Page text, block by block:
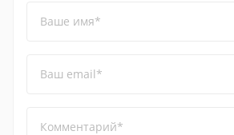
Ваше имя*
Ваш email*
Комментарий*